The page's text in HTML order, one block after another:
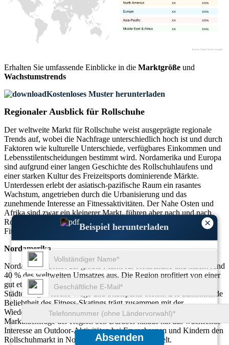
×
Beispiel herunterladen
Absenden
XX%
XX
XX%
XX
XX%
XX
XX%
XX
Erhalten Sie umfassende Einblicke in die Marktgröße und
Wachstumstrends
Kostenloses Muster herunterladen
Regionaler Ausblick für Rollschuhe
Der weltweite Markt für Rollschuhe weist ausgeprägte regionale
Trends auf, wobei die Nachfrage unterschiedlich hoch ist und durch
Faktoren wie kulturelle Unterschiede, verfügbares Einkommen und
Lebensstilentscheidungen bestimmt wird. Nordamerika und Europa
sind aufgrund einer langen Geschichte des Rollschuhlaufens und
einer starken Kultur des Freizeitsports dominierende Märkte.
Unterdessen erlebt der asiatisch-pazifische Raum ein rasantes
Wachstum, angetrieben durch die Urbanisierung und das
zunehmende Interesse an Fitnessaktivitäten. Der Nahe Osten und
Afrika sind zwar ein kleinerer Markt, führen aber nach und nach
Rollsport und Freizeit-Skaten als Teil einer wachsenden
Fitnesskultur ein.
Nordamerika
Nordamerika bleibt der größte Markt für Rollschuhe und macht rund
40 % des weltweiten Umsatzes aus. Die Region profitiert von einer
gut etablierten Kultur des Freizeit-Rollschuhlaufens, wobei viele
Städte ausgewiesene Wege und Skateparks bieten. Die zunehmende
Beliebtheit des Fitness-Skatings trägt zusammen mit der
Wiederbelebung von Rollsportarten wie Roller Derby zur starken
Marktnachfrage der Region bei. Darüber hinaus hat das wachsende
Interesse an Outdoor-Aktivitäten bei Erwachsenen und Kindern den
Rollschuhmarkt in Nordamerika weiter angekurbelt.